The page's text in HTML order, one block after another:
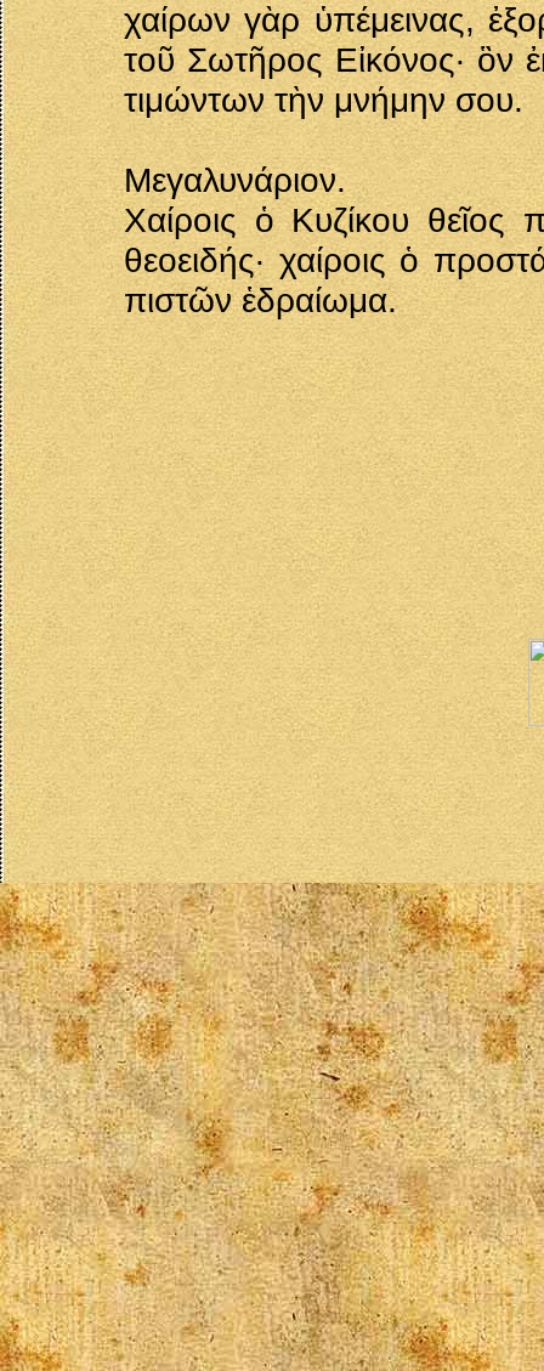
χαίρων γὰρ ὑπέμεινας,
τοῦ Σωτῆρος Εἰκόνος· ὃν
τιμώντων τὴν μνήμην σου.
Μεγαλυνάριον.
Χαίροις ὁ Κυζίκου θεῖος
θεοειδής· χαίροις ὁ
πιστῶν ἑδραίωμα.